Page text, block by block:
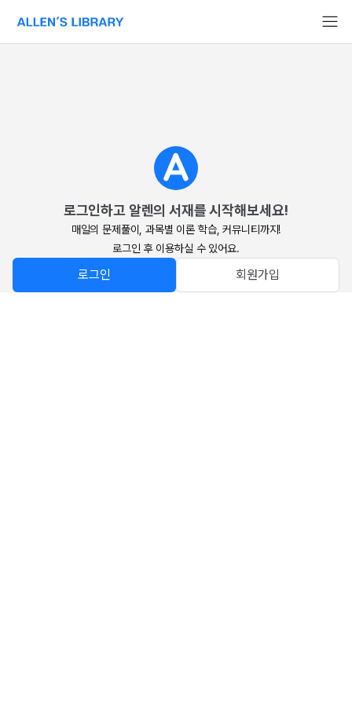
알렌의 서재 홈페이지로 이동
로그인하고 알렌의 서재를 시작해보세요!
매일의 문제풀이, 과목별 이론 학습, 커뮤니티까지!
로그인 후 이용하실 수 있어요.
로그인 회원가입